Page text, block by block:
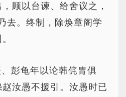
顾以台谏、给舍议之，
去。终制，除焕章阁学
彭龟年以论韩侂胄俱
汝愚不援引。汝愚时已